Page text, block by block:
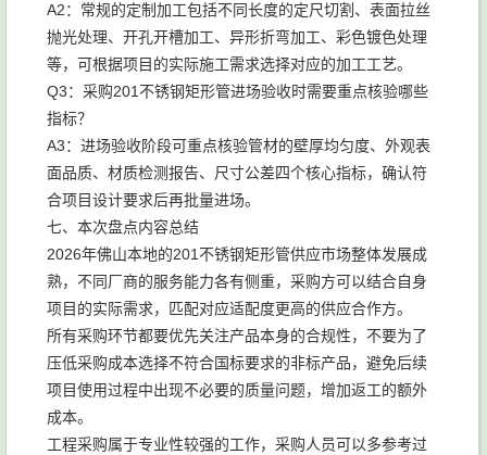
A2：常规的定制加工包括不同长度的定尺切割、表面拉丝
抛光处理、开孔开槽加工、异形折弯加工、彩色镀色处理
等，可根据项目的实际施工需求选择对应的加工工艺。
Q3：采购201不锈钢矩形管进场验收时需要重点核验哪些
指标？
A3：进场验收阶段可重点核验管材的壁厚均匀度、外观表
面品质、材质检测报告、尺寸公差四个核心指标，确认符
合项目设计要求后再批量进场。
七、本次盘点内容总结
2026年佛山本地的201不锈钢矩形管供应市场整体发展成
熟，不同厂商的服务能力各有侧重，采购方可以结合自身
项目的实际需求，匹配对应适配度更高的供应合作方。
所有采购环节都要优先关注产品本身的合规性，不要为了
压低采购成本选择不符合国标要求的非标产品，避免后续
项目使用过程中出现不必要的质量问题，增加返工的额外
成本。
工程采购属于专业性较强的工作，采购人员可以多参考过